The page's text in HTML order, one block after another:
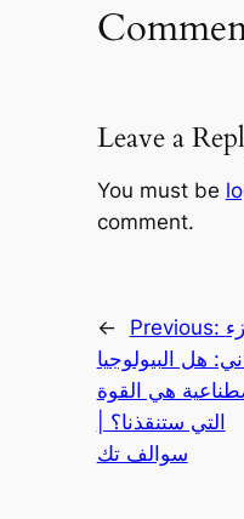
Leave a
You must be
comment.
← Previous:
هل البيولوجيا
هي القوة
التي ستنقذنا؟ |
سوالف تك